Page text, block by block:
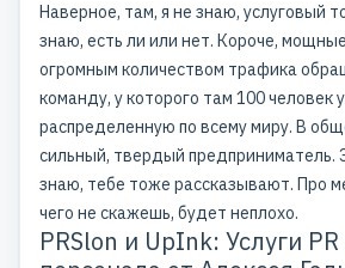
Наверное, там, я не знаю, услуговый
знаю, есть ли или нет. Короче,
огромным количеством трафика
команду, у которого там 100 человек
распределенную по всему миру. В
сильный, твердый предприниматель.
знаю, тебе тоже рассказывают. Про
чего не скажешь, будет неплохо.
PRSlon и UpInk: Услуги